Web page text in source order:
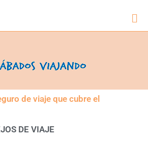
de viaje que cubre el
DE VIAJE